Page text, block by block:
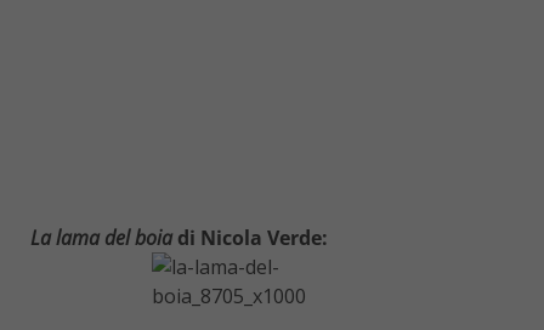
La lama del boia di Nicola Verde: